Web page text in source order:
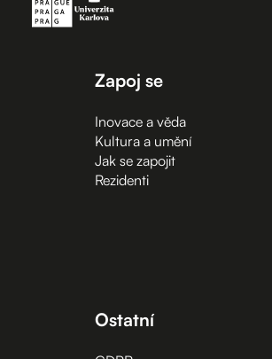
Zapoj se
Inovace a věda
Kultura a umění
Jak se zapojit
Rezidenti
Ostatní